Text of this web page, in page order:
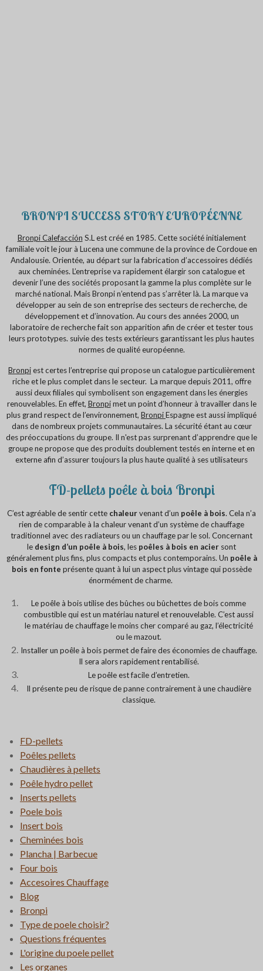
BRONPI SUCCESS STORY EUROPÉENNE
BronpiCalefacción S.L est créé en 1985. Cette société initialement
familiale voit le jour à Lucena une commune de la province de Cordoue en
Andalousie. Orientée, au départ sur la fabrication d’accessoires dédiés
aux cheminées. L’entreprise va rapidement élargir son catalogue et
devenir l’une des sociétés proposant la gamme la plus complète sur le
marché national. Mais Bronpi n’entend pas s’arrêter là. La marque va
développer au sein de son entreprise des secteurs de recherche, de
développement et d’innovation. Au cours des années 2000, un
laboratoire de recherche fait son apparition afin de créer et tester tous
leurs prototypes. suivie des tests extérieurs garantissant les plus hautes
normes de qualité européenne.
Bronpiest certes l’entreprise qui propose un catalogue particulièrement
riche et le plus complet dans le secteur. La marque depuis 2011, offre
aussi deux filiales qui symbolisent son engagement dans les énergies
renouvelables. En effet, Bronpimet un point d’honneur à travailler dans le
plus grand respect de l’environnement, BronpiEspagne est aussi impliqué
dans de nombreux projets communautaires. La sécurité étant au cœur
des préoccupations du groupe. Il n'est pas surprenant d’apprendre que le
groupe ne propose que des produits doublement testés en interne et en
externe afin d’assurer toujours la plus haute qualité à ses utilisateurs
FD-pellets poêle à bois Bronpi
C’est agréable de sentir cette chaleurvenant d’un poêle à bois. Cela n’a
rien de comparable à la chaleur venant d’un système de chauffage
traditionnel avec des radiateurs ou un chauffage par le sol. Concernant
le design d’un poêle à bois, les poêles à bois en acier sont
généralement plus fins, plus compacts et plus contemporains. Un poêle à
bois en fonte présente quant à lui un aspect plus vintage qui possède
énormément de charme.
Le poêle à bois utilise des bûches ou bûchettes de bois comme
combustible qui est un matériau naturel et renouvelable. C’est aussi
le matériau de chauffage le moins cher comparé au gaz, l’électricité
ou le mazout.
Installer un poêle à bois permet de faire des économies de chauffage.
Il sera alors rapidement rentabilisé.
Le poêle est facile d’entretien.
Il présente peu de risque de panne contrairement à une chaudière
classique.
FD-pellets
Poêles pellets
Chaudières à pellets
Poêle hydro pellet
Inserts pellets
Poele bois
Insert bois
Cheminées bois
Plancha | Barbecue
Four bois
Accesoires Chauffage
Blog
Bronpi
Type de poele choisir?
Questions fréquentes
L'origine du poele pellet
Les organes